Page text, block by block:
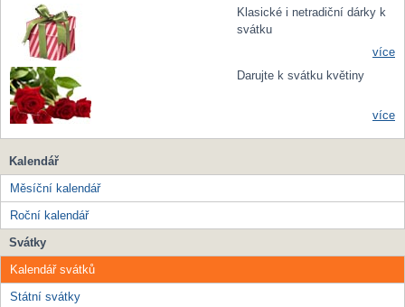
Klasické i netradiční dárky k
svátku
více
Darujte k svátku květiny
více
Kalendář
Měsíční kalendář
Roční kalendář
Svátky
Kalendář svátků
Státní svátky